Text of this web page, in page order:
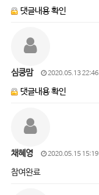
댓글내용 확인
심쿵맘 2020.05.13 22:46
댓글내용 확인
채혜영 2020.05.15 15:19
참여완료